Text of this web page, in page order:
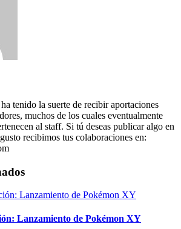
tenido la suerte de recibir aportaciones
muchos de los cuales eventualmente
al staff. Si tú deseas publicar algo en
recibimos tus colaboraciones en:
Lanzamiento de Pokémon XY